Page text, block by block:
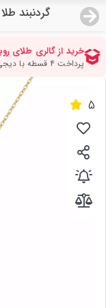
گردنبند
صفحه اصلی
دسته بندی محصولات
نمایندگی ها
مجله روبی
5